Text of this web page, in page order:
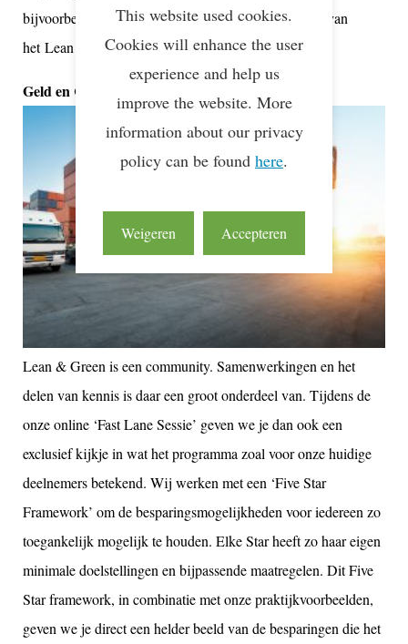
bijvoorbeeld stadslogistiek: het is allemaal onderdeel van
het Lean & Green programma.
Geld en CO2 besparen in de praktijk
Lean & Green is een community. Samenwerkingen en het
delen van kennis is daar een groot onderdeel van. Tijdens de
onze online ‘Fast Lane Sessie’ geven we je dan ook een
exclusief kijkje in wat het programma zoal voor onze huidige
deelnemers betekend. Wij werken met een ‘Five Star
Framework’ om de besparingsmogelijkheden voor iedereen zo
toegankelijk mogelijk te houden. Elke Star heeft zo haar eigen
minimale doelstellingen en bijpassende maatregelen. Dit Five
Star framework, in combinatie met onze praktijkvoorbeelden,
geven we je direct een helder beeld van de besparingen die het
This website used cookies.
Cookies will enhance the user
experience and help us
improve the website. More
information about our privacy
policy can be found here.
Weigeren Accepteren